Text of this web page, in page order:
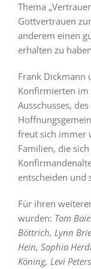
Thema
Gottvertrauen
anderem einen
erhalten zu
Frank Dickmann
Konfirmierten im
Ausschusses,
freut sich immer
Familien, die
entscheiden und
Für ihren
wurden: Tom
Böttrich, Lynn
Hein, Sophia
Köning, Levi